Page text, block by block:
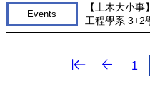
Events
【土木大小
工程學系 3+2
第一頁上一頁
1